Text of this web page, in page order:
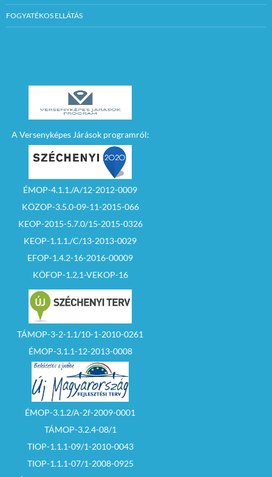
FOGYATÉKOS ELLÁTÁS
A Versenyképes Járások programról:
ÉMOP-4.1.1./A/12-2012-0009
KÖZOP-3.5.0-09-11-2015-066
KEOP-2015-5.7.0/15-2015-0326
KEOP-1.1.1./C/13-2013-0029
EFOP-1.4.2-16-2016-00009
KÖFOP-1.2.1-VEKOP-16
TÁMOP-3-2-1.1/10-1-2010-0261
ÉMOP-3.1.1-12-2013-0008
ÉMOP-3.1.2/A-2f-2009-0001
TÁMOP-3.2.4-08/1
TIOP-1.1.1-09/1-2010-0043
TIOP-1.1.1-07/1-2008-0925